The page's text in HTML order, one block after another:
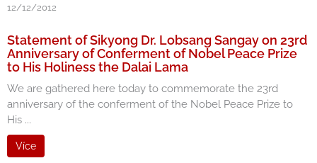
12/12/2012
Statement of Sikyong Dr. Lobsang Sangay on 23rd
Anniversary of Conferment of Nobel Peace Prize
to His Holiness the Dalai Lama
We are gathered here today to commemorate the 23rd
anniversary of the conferment of the Nobel Peace Prize to
His ...
Více